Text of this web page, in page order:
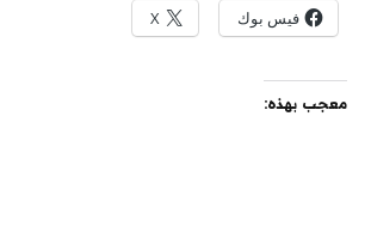
فيس بوك X
معجب بهذه: